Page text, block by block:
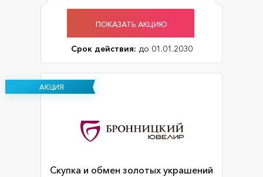
ПОКАЗАТЬ АКЦИЮ
Срок действия: до 01.01.2030
АКЦИЯ
Скупка и обмен золотых украшений